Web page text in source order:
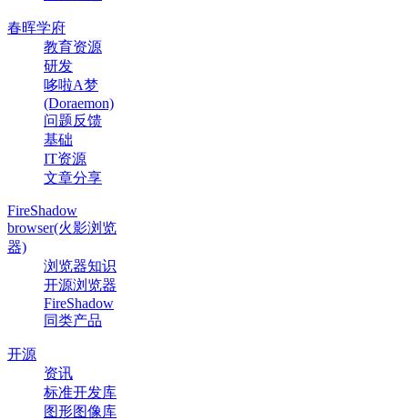
春晖学府
教育资源
研发
哆啦A梦
(Doraemon)
问题反馈
基础
IT资源
文章分享
FireShadow
browser(火影浏览
器)
浏览器知识
开源浏览器
FireShadow
同类产品
开源
资讯
标准开发库
图形图像库